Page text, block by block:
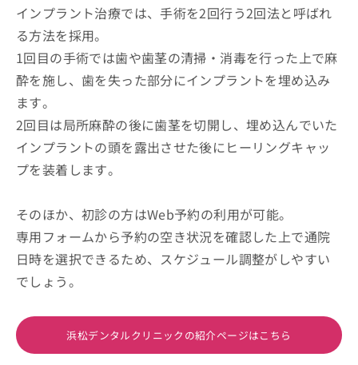
インプラント治療では、手術を2回行う2回法と呼ばれ
る方法を採用。
1回目の手術では歯や歯茎の清掃・消毒を行った上で麻
酔を施し、歯を失った部分にインプラントを埋め込み
ます。
2回目は局所麻酔の後に歯茎を切開し、埋め込んでいた
インプラントの頭を露出させた後にヒーリングキャッ
プを装着します。
そのほか、初診の方はWeb予約の利用が可能。
専用フォームから予約の空き状況を確認した上で通院
日時を選択できるため、スケジュール調整がしやすい
でしょう。
浜松デンタルクリニックの紹介ページはこちら